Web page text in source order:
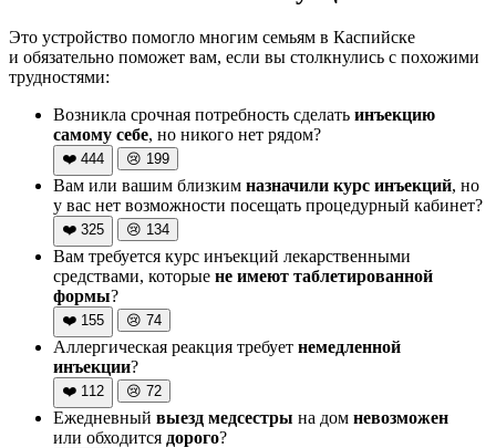
Это устройство помогло многим семьям в Каспийске
и обязательно поможет вам, если вы столкнулись с похожими
трудностями:
Возникла срочная потребность сделать инъекцию
самому себе, но никого нет рядом?
❤️ 444 😢 199
Вам или вашим близким назначили курс инъекций, но
у вас нет возможности посещать процедурный кабинет?
❤️ 325 😢 134
Вам требуется курс инъекций лекарственными
средствами, которые не имеют таблетированной
формы?
❤️ 155 😢 74
Аллергическая реакция требует немедленной
инъекции?
❤️ 112 😢 72
Ежедневный выезд медсестры на дом невозможен
или обходится дорого?